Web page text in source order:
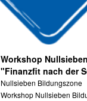
Workshop
"Finanzfit nach der
Nullsieben Bildungszone
Workshop Nullsieben